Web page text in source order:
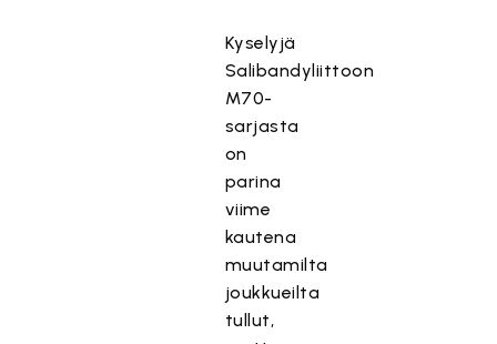
Kyselyjä
Salibandyliittoon
M70-
sarjasta
on
parina
viime
kautena
muutamilta
joukkueilta
tullut,